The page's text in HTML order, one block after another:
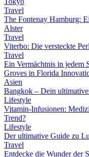
Travel
The Fontenay Hamburg:
Alster
Travel
Viterbo: Die versteckte
Travel
Ein Vermächtnis in jedem
Groves in Florida
Asien
Bangkok – Dein
Lifestyle
Vitamin-Infusionen:
Trend?
Lifestyle
Der ultimative Guide zu
Travel
Entdecke die Wunder der